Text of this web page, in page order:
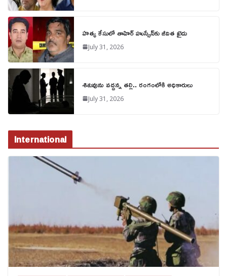
హత్య కేసులో తాహిర్ హుస్సేన్‌కు జీవిత ఖైదు
July 31, 2026
శిశువును వద్దన్న తల్లి.. రంగంలోకి అధికారులు
July 31, 2026
International